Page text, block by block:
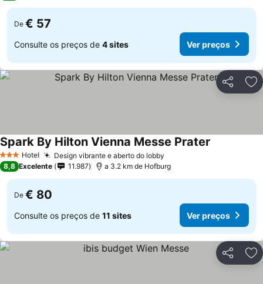
De € 57
Consulte os preços de 4 sites Ver preços
Partilhar
3 EstrelasHotel Design vibrante e aberto do lobby
Spark By Hilton Vienna Messe Prater
8,8 Excelente 11.987 a 3.2 km de Hofburg
De € 80
Consulte os preços de 11 sites Ver preços
Partilhar